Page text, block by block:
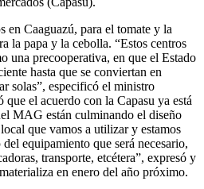
en Caaguazú, para el tomate y la
la papa y la cebolla. “Estos centros
una precooperativa, en que el Estado
hasta que se conviertan en
solas”, especificó el ministro
el acuerdo con la Capasu ya está
MAG están culminando el diseño
que vamos a utilizar y estamos
equipamiento que será necesario,
transporte, etcétera”, expresó y
en enero del año próximo.